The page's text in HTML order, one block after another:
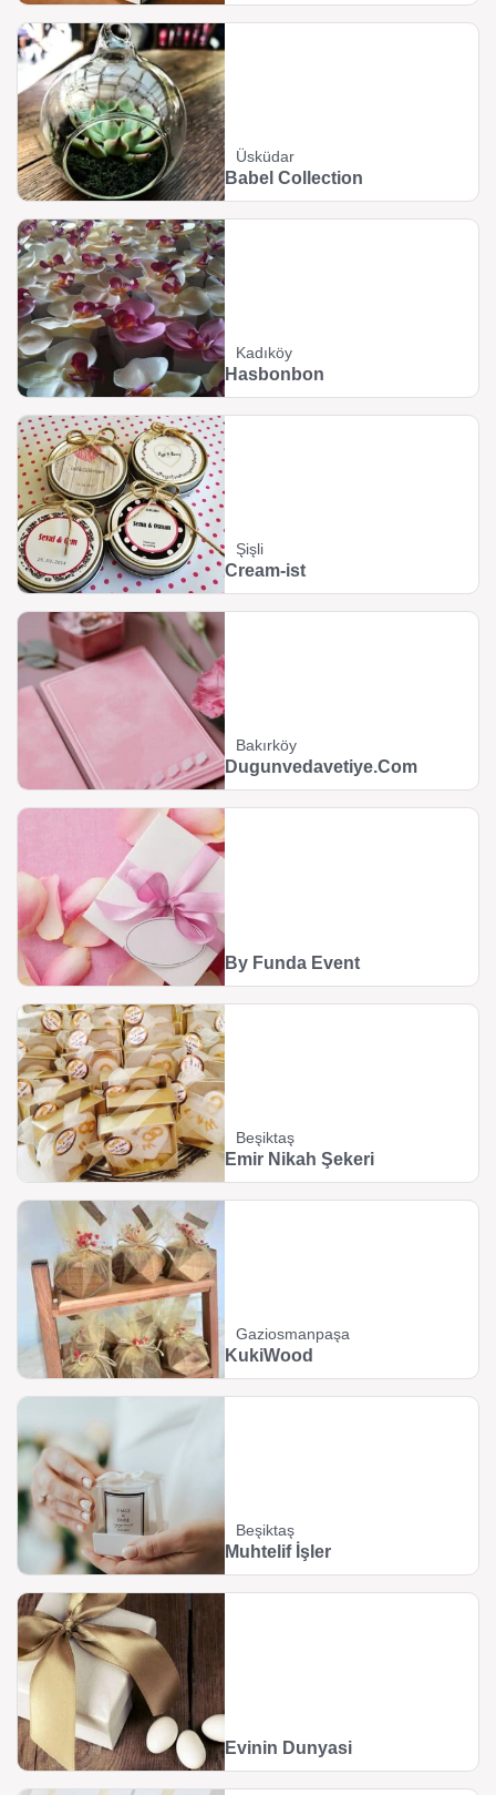
Üsküdar
Babel Collection
Kadıköy
Hasbonbon
Şişli
Cream-ist
Bakırköy
Dugunvedavetiye.Com
By Funda Event
Beşiktaş
Emir Nikah Şekeri
Gaziosmanpaşa
KukiWood
Beşiktaş
Muhtelif İşler
Evinin Dunyasi